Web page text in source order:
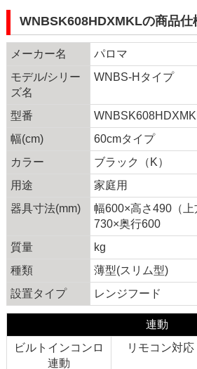
WNBSK608HDXMKLの商品仕
メーカー名
パロマ
モデル/シリー
ズ名
WNBS-Hタイプ
型番
幅(cm)
60cmタイプ
カラー
ブラック（K）
用途
家庭用
器具寸法(mm)
幅600×高さ490（上
730×奥行600
質量
kg
種類
薄型(スリム型)
設置タイプ
レンジフード
連動
ビルトインコンロ
連動
リモコン対応